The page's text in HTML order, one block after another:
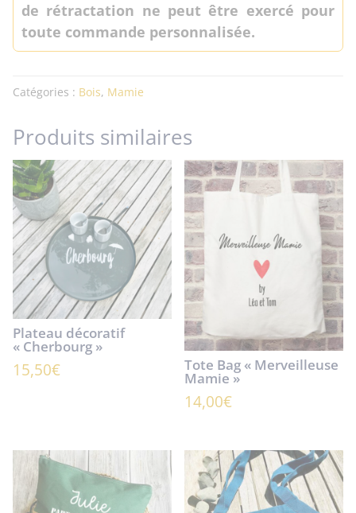
de rétractation ne peut être exercé pour
toute commande personnalisée.
Catégories : Bois, Mamie
Produits similaires
Plateau décoratif
« Cherbourg »
15,50€ Tote Bag « Merveilleuse
Mamie »
14,00€